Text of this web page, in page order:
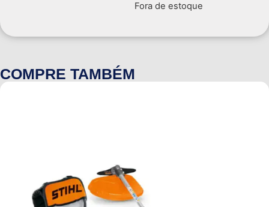
Fora de estoque
COMPRE TAMBÉM